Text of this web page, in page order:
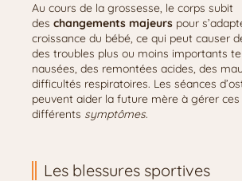
Au cours de la grossesse, le corps subit
des changements majeurs pour
croissance du bébé, ce qui peut causer
des troubles plus ou moins importants
nausées, des remontées acides, des
difficultés respiratoires. Les séances
peuvent aider la future mère à gérer ces
différents symptômes.
Les blessures sportives